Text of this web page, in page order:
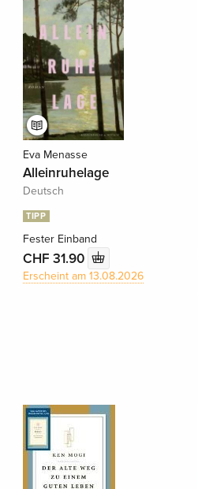
Eva Menasse
Alleinruhelage
Deutsch
TIPP
Fester Einband
CHF 31.90
Erscheint am 13.08.2026